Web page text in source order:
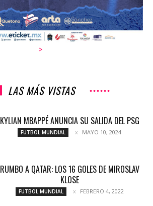
>
LAS MÁS VISTAS
KYLIAN MBAPPÉ ANUNCIA SU SALIDA DEL PSG
FUTBOL MUNDIAL MAYO 10, 2024
RUMBO A QATAR: LOS 16 GOLES DE MIROSLAV
KLOSE
FUTBOL MUNDIAL FEBRERO 4, 2022